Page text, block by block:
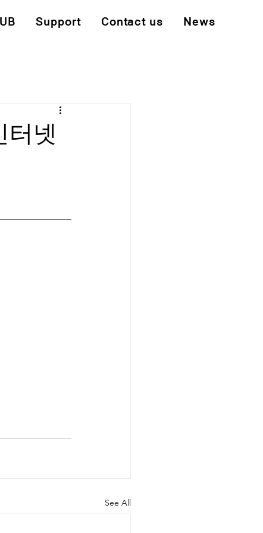
Support Contact us News
터넷
See All